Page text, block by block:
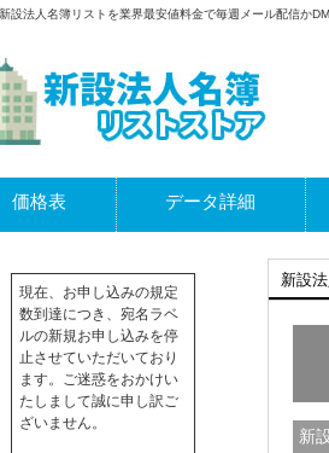
設法人名簿リストを業界最安値料金で毎週メール配信か
価格表 データ詳細
新設
新
現在、お申し込みの規定
数到達につき、宛名ラベ
ルの新規お申し込みを停
止させていただいており
ます。ご迷惑をおかけい
たしまして誠に申し訳ご
ざいません。